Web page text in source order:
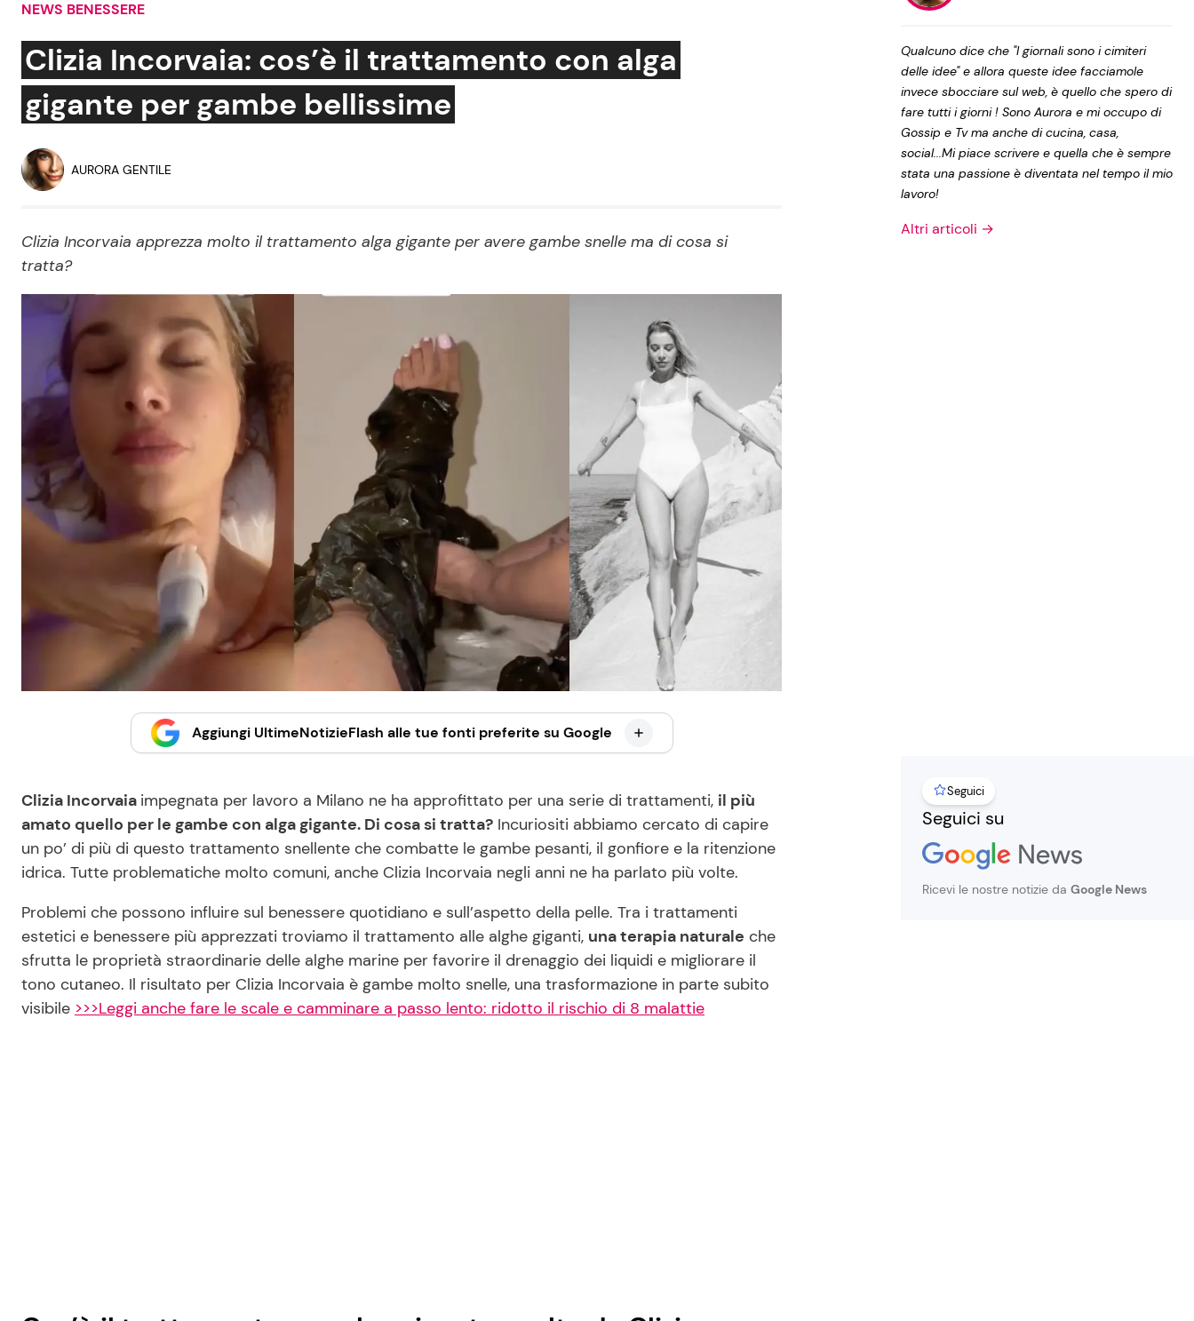
Social News
News dal mondo
Benessere
Mondo Mamma
Salute
Festività
Le Ricette in TV
Ricette Facili e Veloci
Ricette per Bambini
Privacy Policy
NEWS BENESSERE
Clizia Incorvaia: cos’è il trattamento con alga
gigante per gambe bellissime
AURORA GENTILE
Clizia Incorvaia apprezza molto il trattamento alga gigante per avere gambe snelle ma di cosa si
tratta?
Aggiungi UltimeNotizieFlash alle tue fonti preferite su Google
Clizia Incorvaia impegnata per lavoro a Milano ne ha approfittato per una serie di trattamenti, il più
amato quello per le gambe con alga gigante. Di cosa si tratta? Incuriositi abbiamo cercato di capire
un po’ di più di questo trattamento snellente che combatte le gambe pesanti, il gonfiore e la ritenzione
idrica. Tutte problematiche molto comuni, anche Clizia Incorvaia negli anni ne ha parlato più volte.
Problemi che possono influire sul benessere quotidiano e sull’aspetto della pelle. Tra i trattamenti
estetici e benessere più apprezzati troviamo il trattamento alle alghe giganti, una terapia naturale che
sfrutta le proprietà straordinarie delle alghe marine per favorire il drenaggio dei liquidi e migliorare il
tono cutaneo. Il risultato per Clizia Incorvaia è gambe molto snelle, una trasformazione in parte subito
visibile >>>Leggi anche fare le scale e camminare a passo lento: ridotto il rischio di 8 malattie
Qualcuno dice che "I giornali sono i cimiteri
delle idee" e allora queste idee facciamole
invece sbocciare sul web, è quello che spero di
fare tutti i giorni ! Sono Aurora e mi occupo di
Gossip e Tv ma anche di cucina, casa,
social...Mi piace scrivere e quella che è sempre
stata una passione è diventata nel tempo il mio
lavoro!
Altri articoli →
Seguici
Seguici su
Ricevi le nostre notizie da Google News